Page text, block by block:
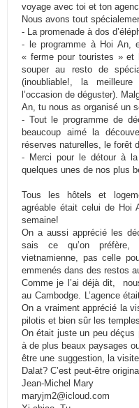
voyage avec toi et ton
Nous avons tout
- La promenade à dos
- le programme à Hoi An,
« ferme pour touristes » et
souper au resto de
(inoubliable!, la
l’occasion de déguster).
An, tu nous as organisé un
- Tout le programme de
beaucoup aimé la
réserves naturelles, le forêt
- Merci pour le détour à
quelques unes de nos plus
Tous les hôtels et
agréable était celui de Hoi
semaine!
On a aussi apprécié les
sais ce qu’on préfère,
vietnamienne, pas celle
emmenés dans des restos
Comme je l’ai déjà dit,
au Cambodge. L’agence
On a vraiment apprécié la
pilotis et bien sûr les temples
On était juste un peu déçus
à de plus beaux paysages
être une suggestion, la
Dalat? C’est peut-être original.
Jean-Michel Mary
maryjm2@icloud.com